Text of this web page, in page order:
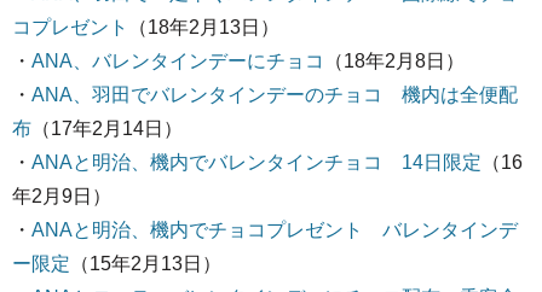
コプレゼント
（18年2月13日）
・ ANA、バレンタインデーにチョコ
（18年2月8日）
・ ANA、羽田でバレンタインデーのチョコ 機内は全便配
布 （17年2月14日）
・ ANAと明治、機内でバレンタインチョコ 14日限定 （16
年2月9日）
・ ANAと明治、機内でチョコプレゼント バレンタインデ
ー限定 （15年2月13日）